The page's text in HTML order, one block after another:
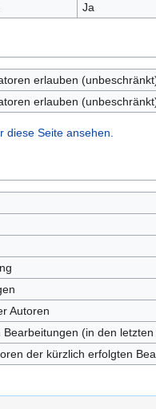
Ja
erlauben
erlauben
diese Seite ansehen.
Autoren
(in den letzten
der kürzlich erfolgten